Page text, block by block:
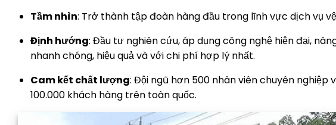
Tầm nhìn: Trở thành tập đoàn hàng đầu trong lĩnh vực dịch vụ
Định hướng: Đầu tư nghiên cứu, áp dụng công nghệ hiện đại,
nhanh chóng, hiệu quả và với chi phí hợp lý nhất.
Cam kết chất lượng: Đội ngũ hơn 500 nhân viên chuyên
100.000 khách hàng trên toàn quốc.